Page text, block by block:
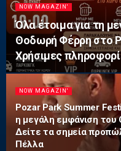
NOW MAGAZIN'
Όλα έτοιμα για τη
Θοδωρή Φέρρη στο
Χρήσιμες
NOW MAGAZIN'
Pozar Park Summer
η μεγάλη εμφάνιση
Δείτε τα σημεία
Πέλλα